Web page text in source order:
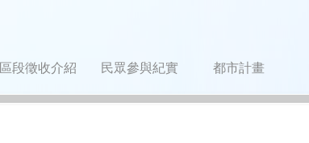
區段徵收介紹 民眾參與紀實 都市計畫